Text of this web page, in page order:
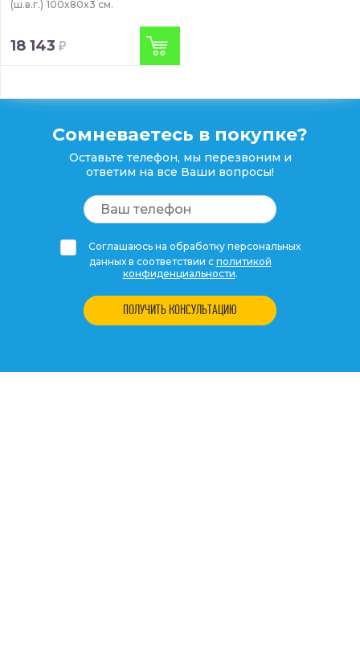
(ш.в.г.) 100x80x3 см.
18 143
Сомневаетесь в покупке?
Оставьте телефон, мы перезвоним и
ответим на все Ваши вопросы!
Соглашаюсь на обработку персональных
данных в соответствии с политикой
конфиденциальности.
ПОЛУЧИТЬ КОНСУЛЬТАЦИЮ